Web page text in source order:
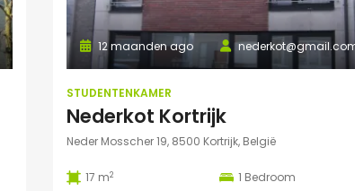
12 maanden ago
STUDENTENKAMER
Nederkot Kortrijk
Neder Mosscher 19, 8500 Kortrijk, België
17 m2 1 Bedroom